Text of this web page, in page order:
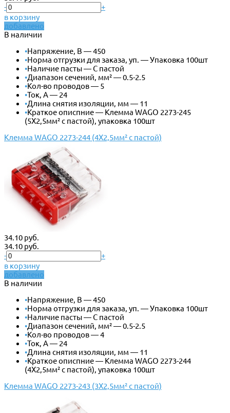
-
+
в корзину
добавлено
В наличии
•Напряжение, В — 450
•Норма отгрузки для заказа, уп. — Упаковка 100шт
•Наличие пасты — С пастой
•Диапазон сечений, мм² — 0.5-2.5
•Кол-во проводов — 5
•Ток, А — 24
•Длина снятия изоляции, мм — 11
•Краткое описпние — Клемма WAGO 2273-245
(5Х2,5мм² с пастой), упаковка 100шт
Клемма WAGO 2273-244 (4Х2,5мм² с пастой)
34.10 руб.
34.10 руб.
-
+
в корзину
добавлено
В наличии
•Напряжение, В — 450
•Норма отгрузки для заказа, уп. — Упаковка 100шт
•Наличие пасты — С пастой
•Диапазон сечений, мм² — 0.5-2.5
•Кол-во проводов — 4
•Ток, А — 24
•Длина снятия изоляции, мм — 11
•Краткое описпние — Клемма WAGO 2273-244
(4Х2,5мм² с пастой), упаковка 100шт
Клемма WAGO 2273-243 (3Х2,5мм² с пастой)